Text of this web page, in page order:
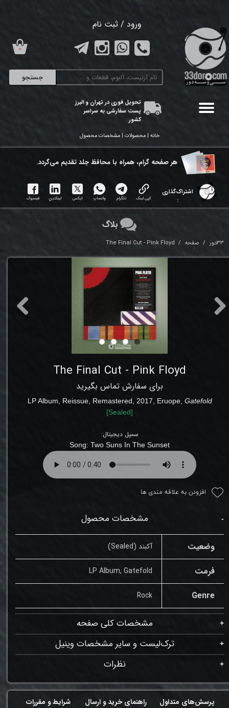
جستجو
ورود / ثبت نام
تغییر گذر واژه
سفارشات
تحویل فوری در تهران و البرز
پست سفارشی به سراسر
کشور
۰
خانه | محصولات | مشخصات محصول
هر ​صفحه گرام، همراه با محافظ جلد تقدیم می‌گردد.
اشتراک‌گذاری
:
کپی لینک تلگرام واتساپ ایکس لینکدین فیسبوک
33دور صفحه The Final Cut - Pink Floyd
The Final Cut - Pink Floyd
برای سفارش تماس بگیرید
LP Album, Reissue, Remastered, 2017, Eruope, Gatefold
[Sealed]
سمپل دیجیتال:
Song: Two Suns In The Sunset
افزودن به علاقه مندی ها
مشخصات محصول
وضعیت آکبند (Sealed)
فرمت LP Album, Gatefold
Genre
Rock
مشخصات کلی صفحه
ترک‌لیست و سایر مشخصات وینیل
نظرات
بلاگ
شرایط و مقررات راهنمای خرید و ارسال پرسش‌های متداول